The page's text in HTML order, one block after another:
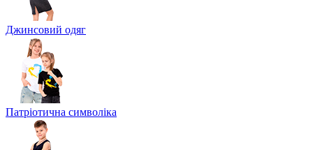
Джинсовий одяг
Патріотична символіка